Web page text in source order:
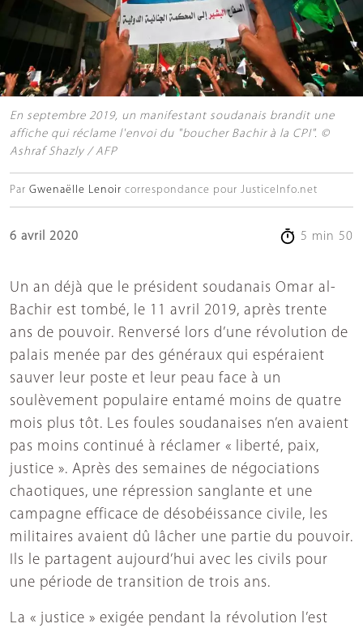
En septembre 2019, un manifestant soudanais brandit une
affiche qui réclame l'envoi du "boucher Bachir à la CPI". ©
Ashraf Shazly / AFP
Par Gwenaëlle Lenoir correspondance pour JusticeInfo.net
6 avril 2020 5 min 50
Un an déjà que le président soudanais Omar al-
Bachir est tombé, le 11 avril 2019, après trente
ans de pouvoir. Renversé lors d’une révolution de
palais menée par des généraux qui espéraient
sauver leur poste et leur peau face à un
soulèvement populaire entamé moins de quatre
mois plus tôt. Les foules soudanaises n’en avaient
pas moins continué à réclamer « liberté, paix,
justice ». Après des semaines de négociations
chaotiques, une répression sanglante et une
campagne efficace de désobéissance civile, les
militaires avaient dû lâcher une partie du pouvoir.
Ils le partagent aujourd’hui avec les civils pour
une période de transition de trois ans.
La « justice » exigée pendant la révolution l’est